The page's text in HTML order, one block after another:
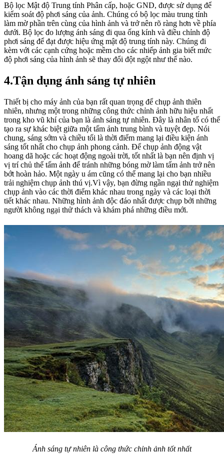
Bộ lọc Mật độ Trung tính Phân cấp, hoặc GND, được sử dụng để
kiểm soát độ phơi sáng của ảnh. Chúng có bộ lọc màu trung tính
làm mờ phần trên cùng của hình ảnh và trở nên rõ ràng hơn về phía
dưới. Bộ lọc đo lượng ánh sáng đi qua ống kính và điều chỉnh độ
phơi sáng để đạt được hiệu ứng mật độ trung tính này. Chúng đi
kèm với các cạnh cứng hoặc mềm cho các nhiếp ảnh gia biết mức
độ phơi sáng của hình ảnh sẽ thay đổi đột ngột như thế nào.
4.Tận dụng ánh sáng tự nhiên
Thiết bị cho máy ảnh của bạn rất quan trọng để chụp ảnh thiên
nhiên, nhưng một trong những công thức chỉnh ảnh hữu hiệu nhất
trong kho vũ khí của bạn là ánh sáng tự nhiên. Đây là nhân tố có thể
tạo ra sự khác biệt giữa một tấm ảnh trung bình và tuyệt đẹp. Nói
chung, sáng sớm và chiều tối là thời điểm mang lại điều kiện ánh
sáng tốt nhất cho chụp ảnh phong cảnh. Để chụp ảnh động vật
hoang dã hoặc các hoạt động ngoài trời, tốt nhất là bạn nên định vị
vị trí chủ thể tấm ảnh để tránh những bóng mờ làm tấm ảnh trở nên
bớt hoàn hảo. Một ngày u ám cũng có thể mang lại cho bạn nhiều
trải nghiệm chụp ảnh thú vị.Vì vậy, bạn đừng ngần ngại thử nghiệm
chụp ảnh vào các thời điểm khác nhau trong ngày và các loại thời
tiết khác nhau. Những hình ảnh độc đáo nhất được chụp bởi những
người không ngại thử thách và khám phá những điều mới.
Ánh sáng tự nhiên là công thức chỉnh ảnh tốt nhất